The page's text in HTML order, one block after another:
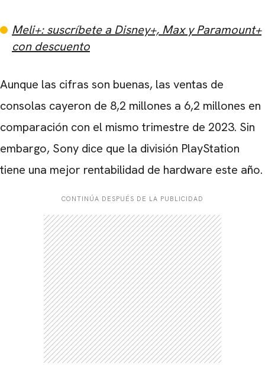
Meli+: suscríbete a Disney+, Max y Paramount+
con descuento
Aunque las cifras son buenas, las ventas de
consolas cayeron de 8,2 millones a 6,2 millones en
comparación con el mismo trimestre de 2023. Sin
embargo, Sony dice que la división PlayStation
tiene una mejor rentabilidad de hardware este año.
CONTINÚA DESPUÉS DE LA PUBLICIDAD